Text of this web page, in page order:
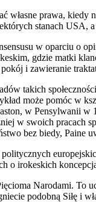
prawa,
stanach USA,
w oparciu o
gdzie matki
i zawieranie t
takich
może pomóc w
w Pensylwanii
w swoich pracach
bez biedy, Paine
o irokeskich
Narodami. To
podobną Siłę i